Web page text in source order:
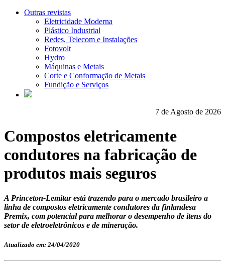
Outras revistas
Eletricidade Moderna
Plástico Industrial
Redes, Telecom e Instalações
Fotovolt
Hydro
Máquinas e Metais
Corte e Conformação de Metais
Fundição e Serviços
7 de Agosto de 2026
Compostos eletricamente
condutores na fabricação de
produtos mais seguros
A Princeton-Lemitar está trazendo para o mercado brasileiro a
linha de compostos eletricamente condutores da finlandesa
Premix, com potencial para melhorar o desempenho de itens do
setor de eletroeletrônicos e de mineração.
Atualizado em: 24/04/2020